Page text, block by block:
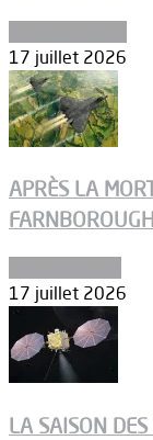
17 juillet 2026
APRÈS LA
FARNBOROUGH
17 juillet 2026
LA SAISON